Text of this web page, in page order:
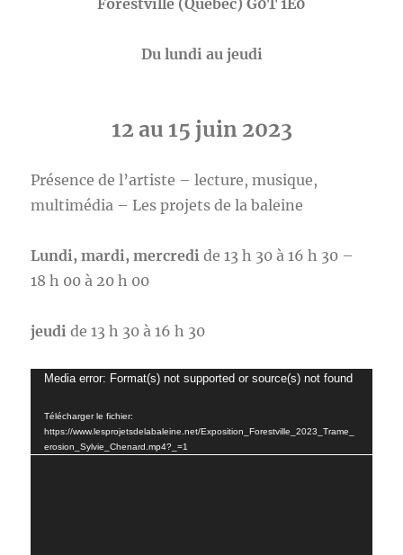
Forestville (Québec) G0T 1E0
Du lundi au jeudi
12 au 15 juin 2023
Présence de l’artiste – lecture, musique,
multimédia – Les projets de la baleine
Lundi, mardi,mercredi de 13 h 30 à 16 h 30 –
18 h 00 à 20 h 00
jeudi de 13 h 30 à 16 h 30
Lecteur
Media error: Format(s) not supported or source(s) not found
Télécharger le fichier:
https://www.lesprojetsdelabaleine.net/Exposition_Forestville_2023_Trame_
erosion_Sylvie_Chenard.mp4?_=1